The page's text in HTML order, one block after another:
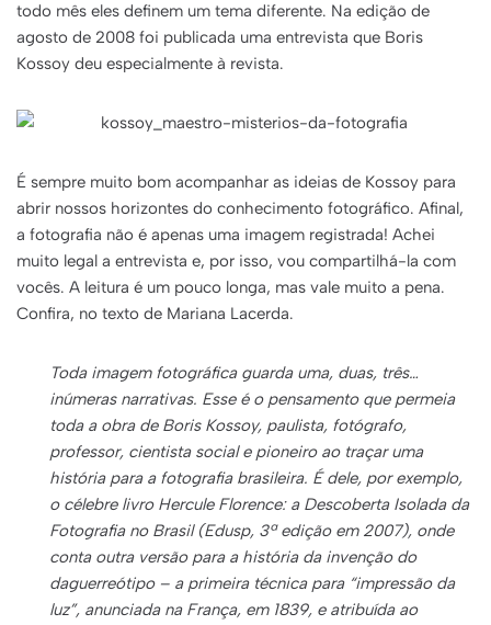
todo mês eles definem um tema diferente. Na edição de
agosto de 2008 foi publicada uma entrevista que Boris
Kossoy deu especialmente à revista.
É sempre muito bom acompanhar as ideias de Kossoy para
abrir nossos horizontes do conhecimento fotográfico. Afinal,
a fotografia não é apenas uma imagem registrada! Achei
muito legal a entrevista e, por isso, vou compartilhá-la com
vocês. A leitura é um pouco longa, mas vale muito a pena.
Confira, no texto de Mariana Lacerda.
Toda imagem fotográfica guarda uma, duas, três…
inúmeras narrativas. Esse é o pensamento que permeia
toda a obra de Boris Kossoy, paulista, fotógrafo,
professor, cientista social e pioneiro ao traçar uma
história para a fotografia brasileira. É dele, por exemplo,
o célebre livro Hercule Florence: a Descoberta Isolada da
Fotografia no Brasil (Edusp, 3ª edição em 2007), onde
conta outra versão para a história da invenção do
daguerreótipo – a primeira técnica para “impressão da
luz”, anunciada na França, em 1839, e atribuída ao